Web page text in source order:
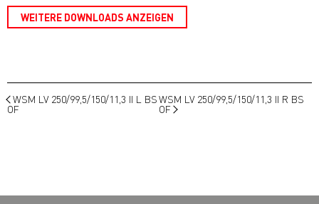
WEITERE DOWNLOADS ANZEIGEN
WSM LV 250/99,5/150/11,3 II L BS
OF
WSM LV 250/99,5/150/11,3 II R BS
OF